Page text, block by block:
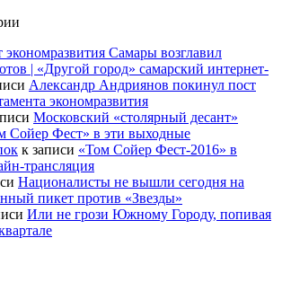
экономразвития Самары возглавил
| «Другой город» самарский интернет-
Александр Андриянов покинул пост
экономразвития
Московский «столярный десант»
Сойер Фест» в эти выходные
к записи «Том Сойер Фест-2016» в
трансляция
Националисты не вышли сегодня на
пикет против «Звезды»
Или не грози Южному Городу, попивая